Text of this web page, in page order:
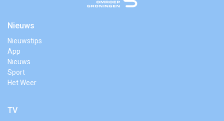
Nieuws
Nieuwstips
App
Nieuws
Sport
Het Weer
TV